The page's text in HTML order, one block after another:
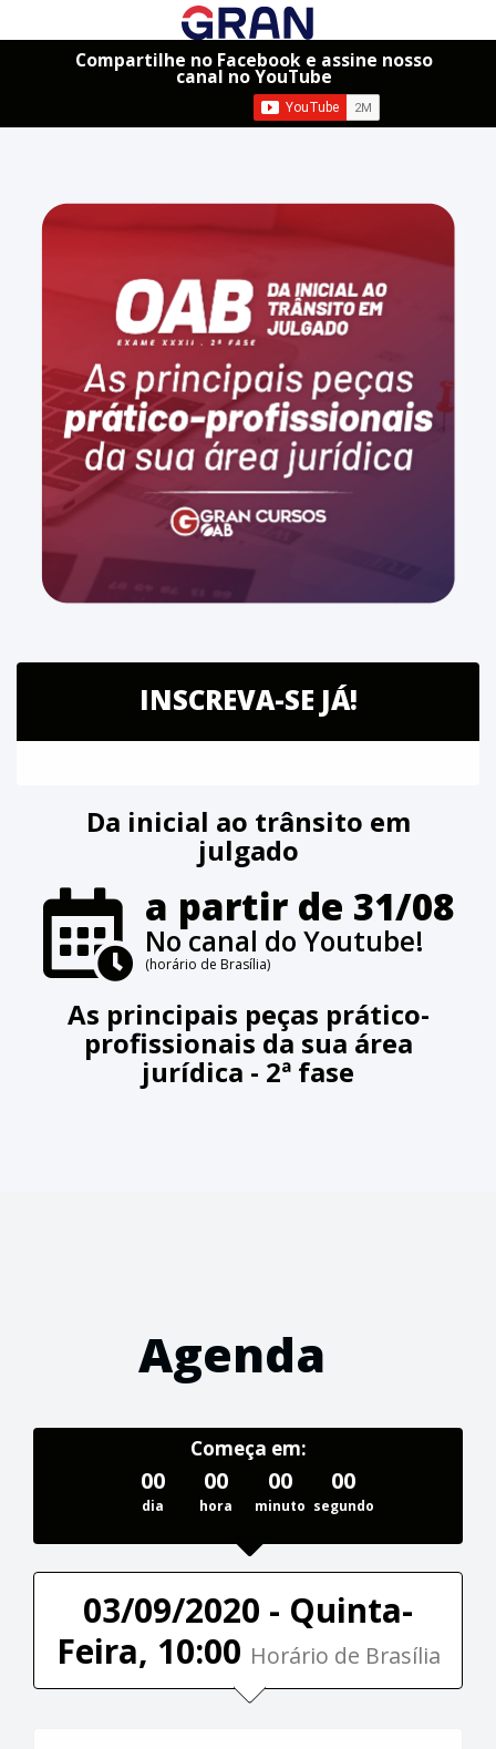
Compartilhe no Facebook e assine nosso
canal no YouTube
INSCREVA-SE JÁ!
Da inicial ao trânsito em
julgado
a partir de 31/08
No canal do Youtube!
(horário de Brasília)
As principais peças prático-
profissionais da sua área
jurídica - 2ª fase
Agenda
Começa em:
00
dia
00
hora
00
minuto
00
segundo
03/09/2020 - Quinta-
Feira, 10:00 Horário de Brasília